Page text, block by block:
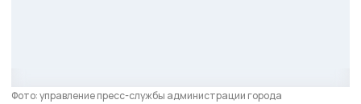
Фото: управление пресс-службы администрации города